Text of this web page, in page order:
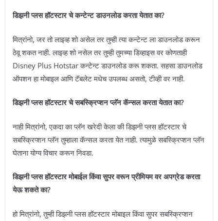
डिझनी प्लस हॉटस्टार चे कन्टेन्ट डाउनलोड करता येतात का?
मित्रांनो, जर तो लाइव्ह शो असेल तर तुम्ही त्या कन्टेन्ट ला डाउनलोड करून
ठेवू शकत नाही. लाइव्ह शो नसेल तर तुम्ही तुमच्या डिव्हाइस वर कोणताही
Disney Plus Hotstar कन्टेन्ट डाउनलोड करू शकता. सहसा डाउनलोड
ऑपशन हा मोबाइल आणि टॅबलेट मधेच उपलब्ध असतो, टीव्ही वर नाही.
डिझनी प्लस हॉटस्टार चे सबस्क्रिप्शन प्लॅन कॅन्सल करता येतात का?
नाही मित्रांनो, एकदा का प्लॅन खरेदी केला की डिझनी प्लस हॉटस्टार चे
सबस्क्रिप्शन प्लॅन तुम्हाला कॅन्सल करता येत नाही. त्यामुळे सबस्क्रिप्शन प्लॅन
घेताना योग्य विचार करून निवडा.
डिझनी प्लस हॉटस्टार मोबाईल किंवा सुपर वरून प्रीमियम वर अपग्रेड करता
येऊ शकते का?
हो मित्रांनो, तुम्ही डिझनी प्लस हॉटस्टार मोबाइल किंवा सुपर सबस्क्रिप्शन